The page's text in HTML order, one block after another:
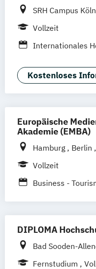
SRH Campus Köln
SRH Campus
SRH Campus
SRH Campus
SRH Campus
SRH Campus
SRH Campus
SRH Campus
SRH Campus
SRH Campus
SRH Campus
Vollzeit
Internationales
Kostenloses
Europäische
Akademie (EMBA)
Hamburg Berlin
Vollzeit
Business -
DIPLOMA
Bad Sooden-
Baden-Baden
Fernstudium